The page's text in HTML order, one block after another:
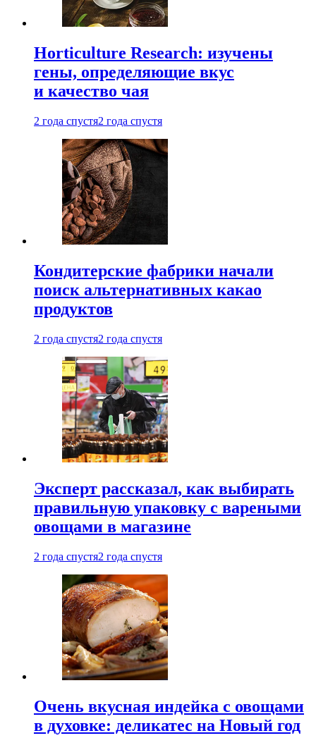
Horticulture Research: изучены
гены, определяющие вкус
и качество чая
2 года спустя2 года спустя
Кондитерские фабрики начали
поиск альтернативных какао
продуктов
2 года спустя2 года спустя
Эксперт рассказал, как выбирать
правильную упаковку с вареными
овощами в магазине
2 года спустя2 года спустя
Очень вкусная индейка с овощами
в духовке: деликатес на Новый год